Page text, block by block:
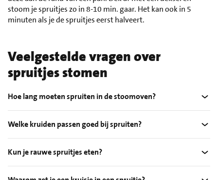
stoom je spruitjes zo in 8-10 min. gaar. Het kan ook in 5
minuten als je de spruitjes eerst halveert.
Veelgestelde vragen over
spruitjes stomen
Hoe lang moeten spruiten in de stoomoven?
Welke kruiden passen goed bij spruiten?
Kun je rauwe spruitjes eten?